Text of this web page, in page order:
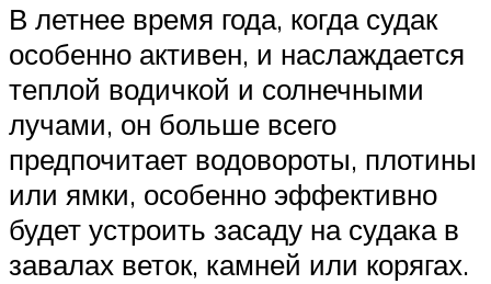
В летнее время года, когда судак
особенно активен, и наслаждается
теплой водичкой и солнечными
лучами, он больше всего
предпочитает водовороты, плотины
или ямки, особенно эффективно
будет устроить засаду на судака в
завалах веток, камней или корягах.